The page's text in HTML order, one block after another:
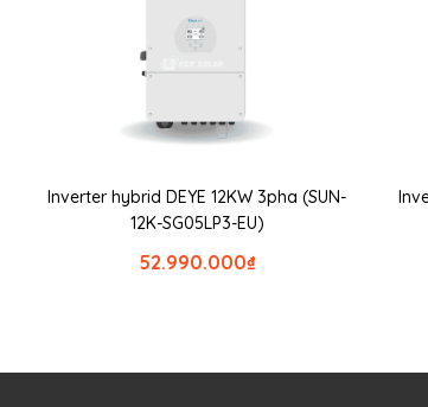
Inverter hybrid DEYE 12KW 3pha (SUN-
12K-SG05LP3-EU)
₫
52.990.000